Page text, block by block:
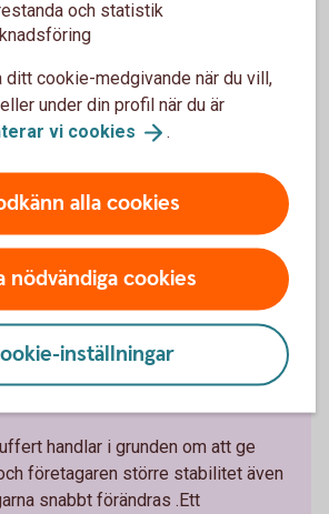
för företag
kan företagets pengar växa tryggt.
bäst beror på placeringens
pengarna kan avvaras.
en buffert viktig
handlar i grunden om att ge
företagaren större stabilitet även
snabbt förändras .Ett
och statistik
ditt cookie-medgivande när du vill,
under din profil när du är
vi cookies .
alla cookies
nödvändiga cookies
inställningar